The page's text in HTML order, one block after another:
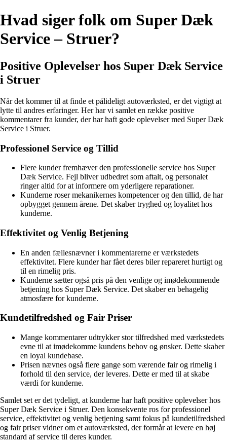
Hvad siger folk om Super Dæk
Service – Struer?
Positive Oplevelser hos Super Dæk Service
i Struer
Når det kommer til at finde et pålideligt autoværksted, er det vigtigt at
lytte til andres erfaringer. Her har vi samlet en række positive
kommentarer fra kunder, der har haft gode oplevelser med Super Dæk
Service i Struer.
Professionel Service og Tillid
Flere kunder fremhæver den professionelle service hos Super
Dæk Service. Fejl bliver udbedret som aftalt, og personalet
ringer altid for at informere om yderligere reparationer.
Kunderne roser mekanikernes kompetencer og den tillid, de har
opbygget gennem årene. Det skaber tryghed og loyalitet hos
kunderne.
Effektivitet og Venlig Betjening
En anden fællesnævner i kommentarerne er værkstedets
effektivitet. Flere kunder har fået deres biler repareret hurtigt og
til en rimelig pris.
Kunderne sætter også pris på den venlige og imødekommende
betjening hos Super Dæk Service. Det skaber en behagelig
atmosfære for kunderne.
Kundetilfredshed og Fair Priser
Mange kommentarer udtrykker stor tilfredshed med værkstedets
evne til at imødekomme kundens behov og ønsker. Dette skaber
en loyal kundebase.
Prisen nævnes også flere gange som værende fair og rimelig i
forhold til den service, der leveres. Dette er med til at skabe
værdi for kunderne.
Samlet set er det tydeligt, at kunderne har haft positive oplevelser hos
Super Dæk Service i Struer. Den konsekvente ros for professionel
service, effektivitet og venlig betjening samt fokus på kundetilfredshed
og fair priser vidner om et autoværksted, der formår at levere en høj
standard af service til deres kunder.